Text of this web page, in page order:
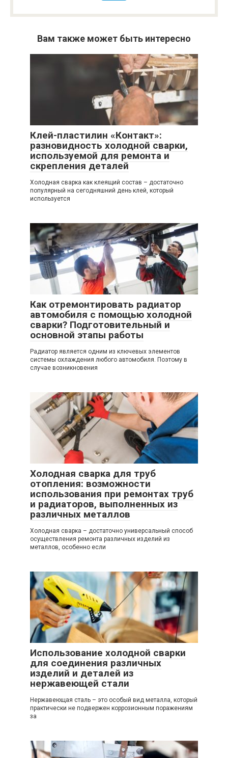
Вам также может быть интересно
Клей-пластилин «Контакт»:
разновидность холодной сварки,
используемой для ремонта и
скрепления деталей
Холодная сварка как клеящий состав – достаточно
популярный на сегодняшний день клей, который
используется
Как отремонтировать радиатор
автомобиля с помощью холодной
сварки? Подготовительный и
основной этапы работы
Радиатор является одним из ключевых элементов
системы охлаждения любого автомобиля. Поэтому в
случае возникновения
Холодная сварка для труб
отопления: возможности
использования при ремонтах труб
и радиаторов, выполненных из
различных металлов
Холодная сварка – достаточно универсальный способ
осуществления ремонта различных изделий из
металлов, особенно если
Использование холодной сварки
для соединения различных
изделий и деталей из
нержавеющей стали
Нержавеющая сталь – это особый вид металла, который
практически не подвержен коррозионным поражениям
за